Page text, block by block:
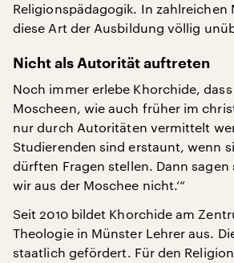
Religionspädagogik. In zahlreichen
diese Art der Ausbildung völlig
Nicht als Autorität auftreten
Noch immer erlebe Khorchide,
Moscheen, wie auch früher im
nur durch Autoritäten vermittelt
Studierenden sind erstaunt, wenn
dürften Fragen stellen. Dann sagen
wir aus der Moschee nicht.‘“
Seit 2010 bildet Khorchide am
Theologie in Münster Lehrer aus.
staatlich gefördert. Für den